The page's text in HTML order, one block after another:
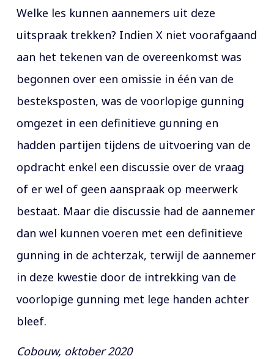
Welke les kunnen aannemers uit deze
uitspraak trekken? Indien X niet voorafgaand
aan het tekenen van de overeenkomst was
begonnen over een omissie in één van de
besteksposten, was de voorlopige gunning
omgezet in een definitieve gunning en
hadden partijen tijdens de uitvoering van de
opdracht enkel een discussie over de vraag
of er wel of geen aanspraak op meerwerk
bestaat. Maar die discussie had de aannemer
dan wel kunnen voeren met een definitieve
gunning in de achterzak, terwijl de aannemer
in deze kwestie door de intrekking van de
voorlopige gunning met lege handen achter
bleef.
Cobouw, oktober 2020